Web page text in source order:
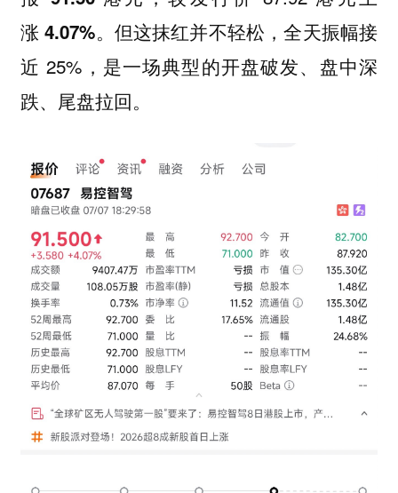
涨4.07%。但这抹红并不轻松，全天振幅接
近 25%，是一场典型的开盘破发、盘中深
跌、尾盘拉回。